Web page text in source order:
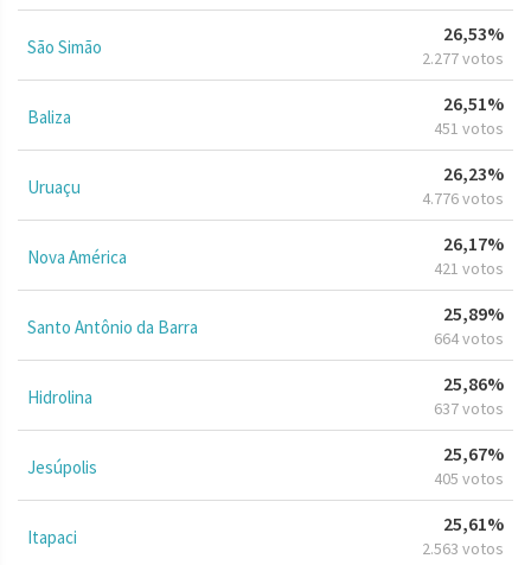
São Simão
26,53%
2.277 votos
Baliza
26,51%
451 votos
Uruaçu
26,23%
4.776 votos
Nova América
26,17%
421 votos
Santo Antônio da Barra
25,89%
664 votos
Hidrolina
25,86%
637 votos
Jesúpolis
25,67%
405 votos
Itapaci
25,61%
2.563 votos